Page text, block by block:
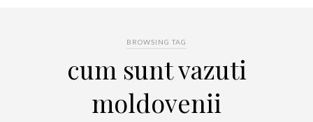
BROWSING TAG
cum sunt vazuti
moldovenii